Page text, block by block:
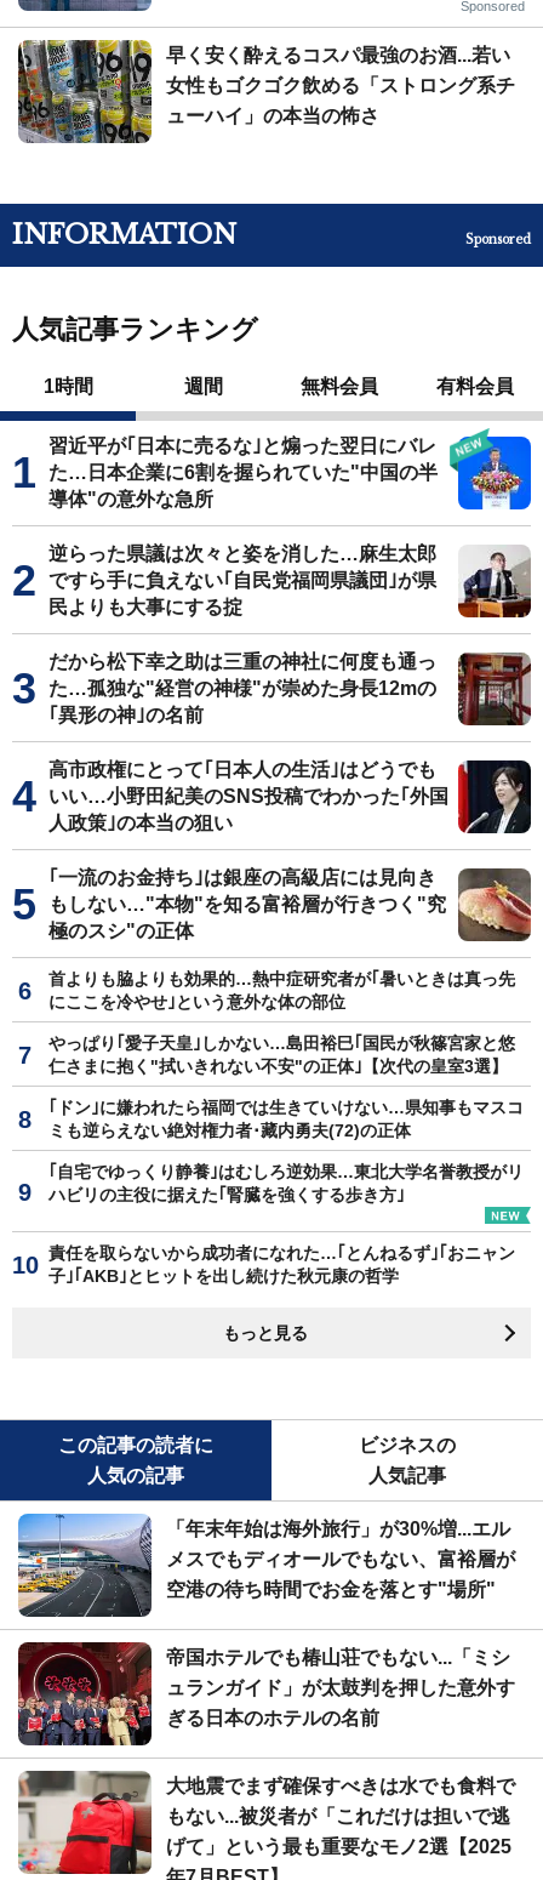
Sponsored
早く安く酔えるコスパ最強のお酒...若い
女性もゴクゴク飲める「ストロング系チ
ューハイ」の本当の怖さ
INFORMATION Sponsored
人気記事ランキング
1時間 週間 無料会員 有料会員
習近平が｢日本に売るな｣と煽った翌日にバレ
た…日本企業に6割を握られていた"中国の半
導体"の意外な急所
逆らった県議は次々と姿を消した…麻生太郎
ですら手に負えない｢自民党福岡県議団｣が県
民よりも大事にする掟
だから松下幸之助は三重の神社に何度も通っ
た…孤独な"経営の神様"が崇めた身長12mの
｢異形の神｣の名前
高市政権にとって｢日本人の生活｣はどうでも
いい…小野田紀美のSNS投稿でわかった｢外国
人政策｣の本当の狙い
｢一流のお金持ち｣は銀座の高級店には見向き
もしない…"本物"を知る富裕層が行きつく"究
極のスシ"の正体
首よりも脇よりも効果的…熱中症研究者が｢暑いときは真っ先
にここを冷やせ｣という意外な体の部位
やっぱり｢愛子天皇｣しかない…島田裕巳｢国民が秋篠宮家と悠
仁さまに抱く"拭いきれない不安"の正体｣【次代の皇室3選】
｢ドン｣に嫌われたら福岡では生きていけない…県知事もマスコ
ミも逆らえない絶対権力者･藏内勇夫(72)の正体
｢自宅でゆっくり静養｣はむしろ逆効果…東北大学名誉教授がリ
ハビリの主役に据えた｢腎臓を強くする歩き方｣
責任を取らないから成功者になれた…｢とんねるず｣｢おニャン
子｣｢AKB｣とヒットを出し続けた秋元康の哲学
もっと見る
この記事の読者に
人気の記事
ビジネスの
人気記事
「年末年始は海外旅行」が30%増...エル
メスでもディオールでもない、富裕層が
空港の待ち時間でお金を落とす"場所"
帝国ホテルでも椿山荘でもない...「ミシ
ュランガイド」が太鼓判を押した意外す
ぎる日本のホテルの名前
大地震でまず確保すべきは水でも食料で
もない...被災者が「これだけは担いで逃
げて」という最も重要なモノ2選【2025